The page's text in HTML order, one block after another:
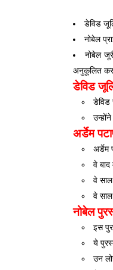
डेविड
नोबेल
नोबेल
अनुकूलित
डेविड
डेविड
अर्डेम
अर्डेम
वे
वे
वे
नोबेल
इस
ये
उन